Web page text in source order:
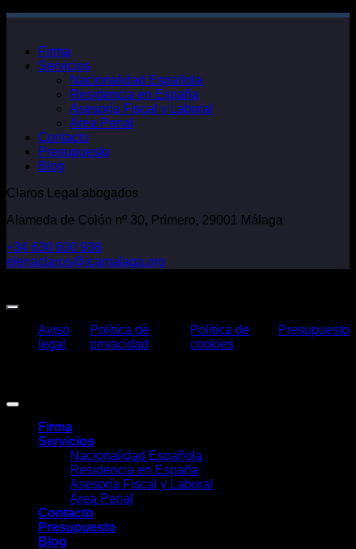
Firma
Servicios
Nacionalidad Española
Residencia en España
Asesoría Fiscal y Laboral
Área Penal
Contacto
Presupuesto
Blog
Claros Legal abogados
Alameda de Colón nº 30, Primero, 29001 Málaga
+34 630 600 938
elenaclaros@icamalaga.org
Aviso
legal
Política de
privacidad
Política de
cookies
Presupuesto
Firma
Servicios
Nacionalidad Española
Residencia en España
Asesoría Fiscal y Laboral
Área Penal
Contacto
Presupuesto
Blog